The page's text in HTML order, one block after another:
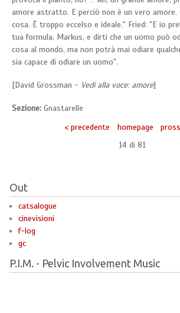
amore astratto. E perciò non è un vero amore.
cosa. È troppo eccelso e ideale." Fried: "E io
tua formula, Markus, e dirti che un uomo può
cosa al mondo, ma non potrà mai odiare
sia capace di odiare un uomo".
[David Grossman - Vedi alla voce: amore]
Sezione: Gnastarelle
< precedente
homepage
14 di 81
Out
catsalogue
cinevisioni
f-log
gc
P.I.M. - Pelvic Involvement Music